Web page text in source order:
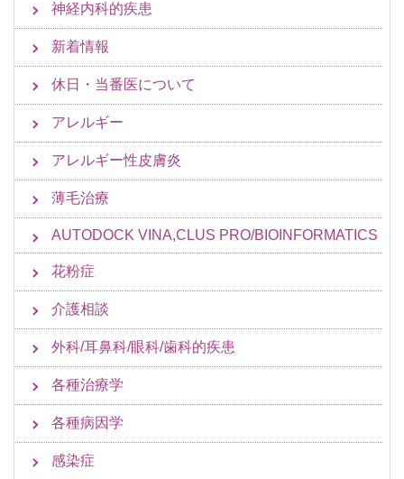
神経内科的疾患
新着情報
休日・当番医について
アレルギー
アレルギー性皮膚炎
薄毛治療
AUTODOCK VINA,CLUS PRO/BIOINFORMATICS
花粉症
介護相談
外科/耳鼻科/眼科/歯科的疾患
各種治療学
各種病因学
感染症